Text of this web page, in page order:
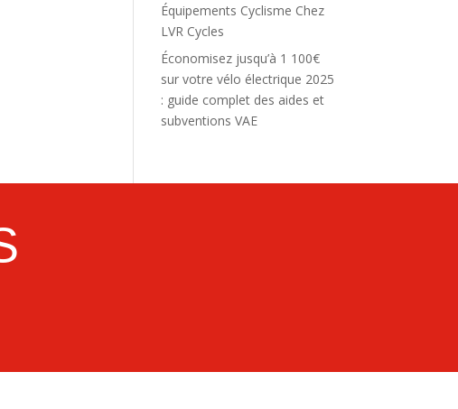
Équipements Cyclisme Chez
LVR Cycles
Économisez jusqu’à 1 100€
sur votre vélo électrique 2025
: guide complet des aides et
subventions VAE